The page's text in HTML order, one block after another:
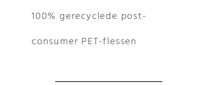
100% gerecyclede post-
consumer PET-flessen